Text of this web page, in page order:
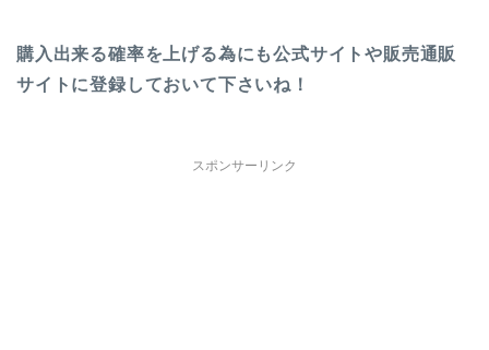
購入出来る確率を上げる為にも公式サイトや販売通販
サイトに登録しておいて下さいね！
スポンサーリンク